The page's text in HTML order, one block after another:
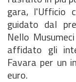
gara, l'Ufficio
guidato dal
Nello
affidato gli
Favara per un
euro.